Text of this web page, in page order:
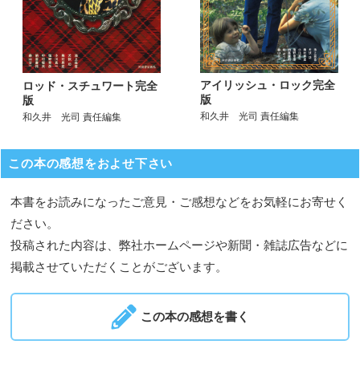
ロッド・スチュワート完全
版
和久井 光司 責任編集
アイリッシュ・ロック完全
版
和久井 光司 責任編集
この本の感想をおよせ下さい
本書をお読みになったご意見・ご感想などをお気軽にお寄せく
ださい。
投稿された内容は、弊社ホームページや新聞・雑誌広告などに
掲載させていただくことがございます。
この本の感想を書く